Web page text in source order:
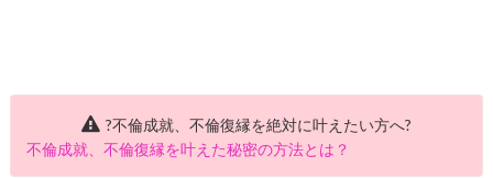
?不倫成就、不倫復縁を絶対に叶えたい方へ?
不倫成就、不倫復縁を叶えた秘密の方法とは？